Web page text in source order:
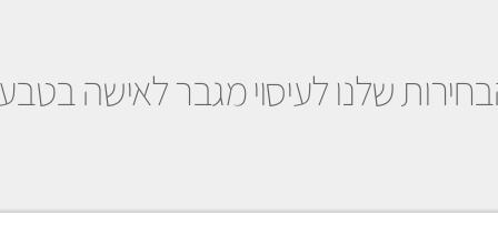
שלנו לעיסוי מגבר לאישה